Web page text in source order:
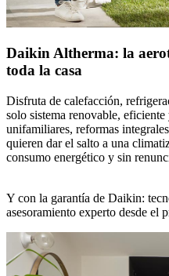
Daikin Altherma: la
toda la casa
Disfruta de calefacción,
solo sistema renovable,
unifamiliares, reformas
quieren dar el salto a una
consumo energético y sin
Y con la garantía de Daikin:
asesoramiento experto desde el